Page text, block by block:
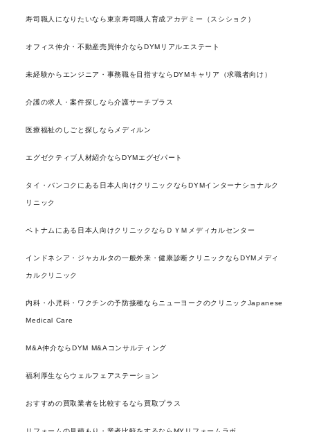
寿司職人になりたいなら東京寿司職人育成アカデミー（スシショク）
オフィス仲介・不動産売買仲介ならDYMリアルエステート
未経験からエンジニア・事務職を目指すならDYMキャリア（求職者向け）
介護の求人・案件探しなら介護サーチプラス
医療福祉のしごと探しならメディルン
エグゼクティブ人材紹介ならDYMエグゼパート
タイ・バンコクにある日本人向けクリニックならDYMインターナショナルク
リニック
ベトナムにある日本人向けクリニックならＤＹＭメディカルセンター
インドネシア・ジャカルタの一般外来・健康診断クリニックならDYMメディ
カルクリニック
内科・小児科・ワクチンの予防接種ならニューヨークのクリニックJapanese
Medical Care
M&A仲介ならDYM M&Aコンサルティング
福利厚生ならウェルフェアステーション
おすすめの買取業者を比較するなら買取プラス